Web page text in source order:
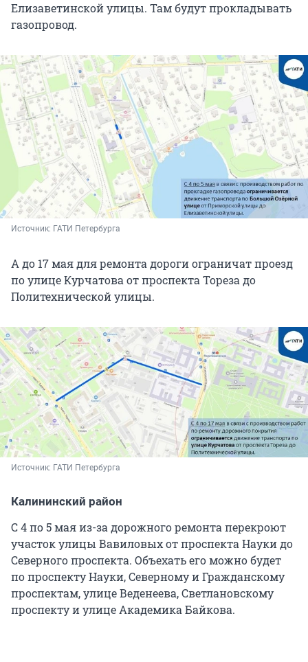
Елизаветинской улицы. Там будут прокладывать
газопровод.
Источник: ГАТИ Петербурга
А до 17 мая для ремонта дороги ограничат проезд
по улице Курчатова от проспекта Тореза до
Политехнической улицы.
Источник: ГАТИ Петербурга
Калининский район
С 4 по 5 мая из-за дорожного ремонта перекроют
участок улицы Вавиловых от проспекта Науки до
Северного проспекта. Объехать его можно будет
по проспекту Науки, Северному и Гражданскому
проспектам, улице Веденеева, Светлановскому
проспекту и улице Академика Байкова.